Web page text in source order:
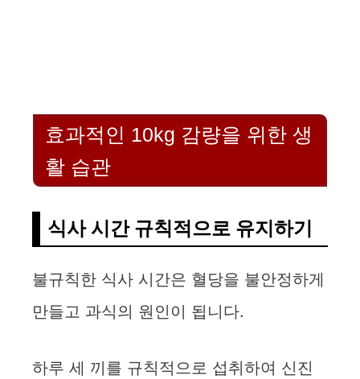
효과적인 10kg 감량을 위한 생
활 습관
식사 시간 규칙적으로 유지하기
불규칙한 식사 시간은 혈당을 불안정하게
만들고 과식의 원인이 됩니다.
하루 세 끼를 규칙적으로 섭취하여 신진